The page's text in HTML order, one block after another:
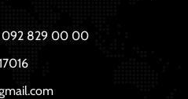
092 829 00 00